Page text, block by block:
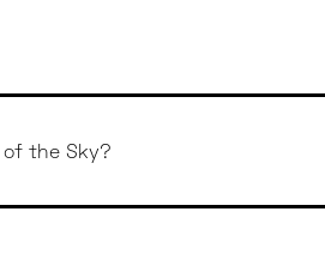
of the Sky?